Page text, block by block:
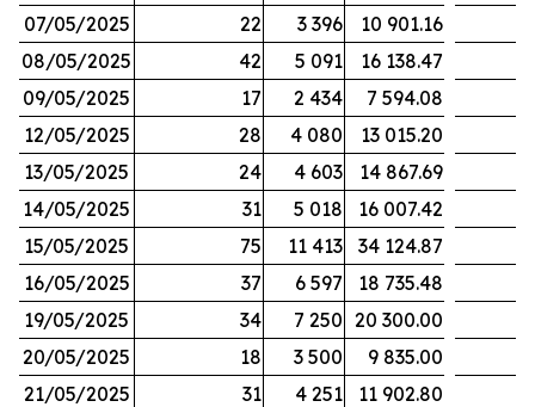
07/05/2025
22 3 396
10 901.16
08/05/2025
42 5 091
16 138.47
09/05/2025
17 2 434
7 594.08
12/05/2025
28 4 080
13 015.20
13/05/2025
24 4 603
14 867.69
14/05/2025
31 5 018
16 007.42
15/05/2025
75 11 413
34 124.87
16/05/2025
37 6 597
18 735.48
19/05/2025
34 7 250 20 300.00
20/05/2025
18 3 500
9 835.00
21/05/2025
31 4 251
11 902.80